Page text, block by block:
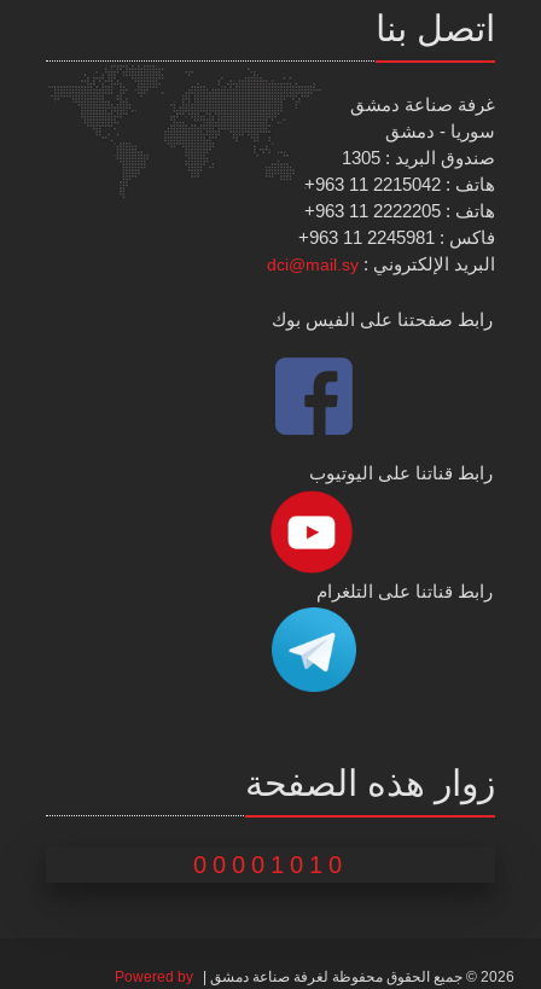
اتصل بنا
غرفة صناعة دمشق
سوريا - دمشق
صندوق البريد : 1305
هاتف : 2215042 11 963+
هاتف : 2222205 11 963+
فاكس : 2245981 11 963+
البريد الإلكتروني :dci@mail.sy
رابط صفحتنا على الفيس بوك
رابط قناتنا على اليوتيوب
رابط قناتنا على التلغرام
زوار هذه الصفحة
00001010
2026 © جميع الحقوق محفوظة لغرفة صناعة دمشق | Powered by